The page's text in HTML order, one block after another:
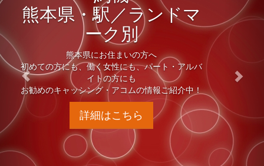
アコムで借入
アコムのキャッシングは、ネットから24時間申込
OK！
お近くのアコムATMや提携ATMからいつでも借入
可能！
詳細はこちら